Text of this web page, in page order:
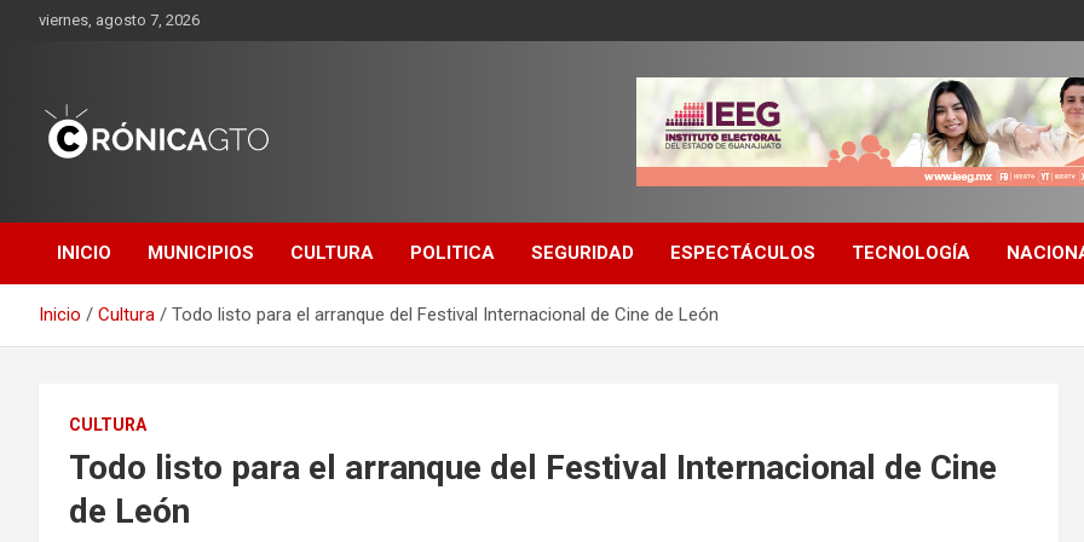
viernes, agosto 7, 2026
GUANAJUATO
INICIO MUNICIPIOS CULTURA POLITICA SEGURIDAD ESPECTÁCULOS TECNOLOGÍA
Inicio Cultura Todo listo para el arranque del Festival Internacional de Cine de León
CULTURA
Todo listo para el arranque del Festival Internacional de Cine
de León